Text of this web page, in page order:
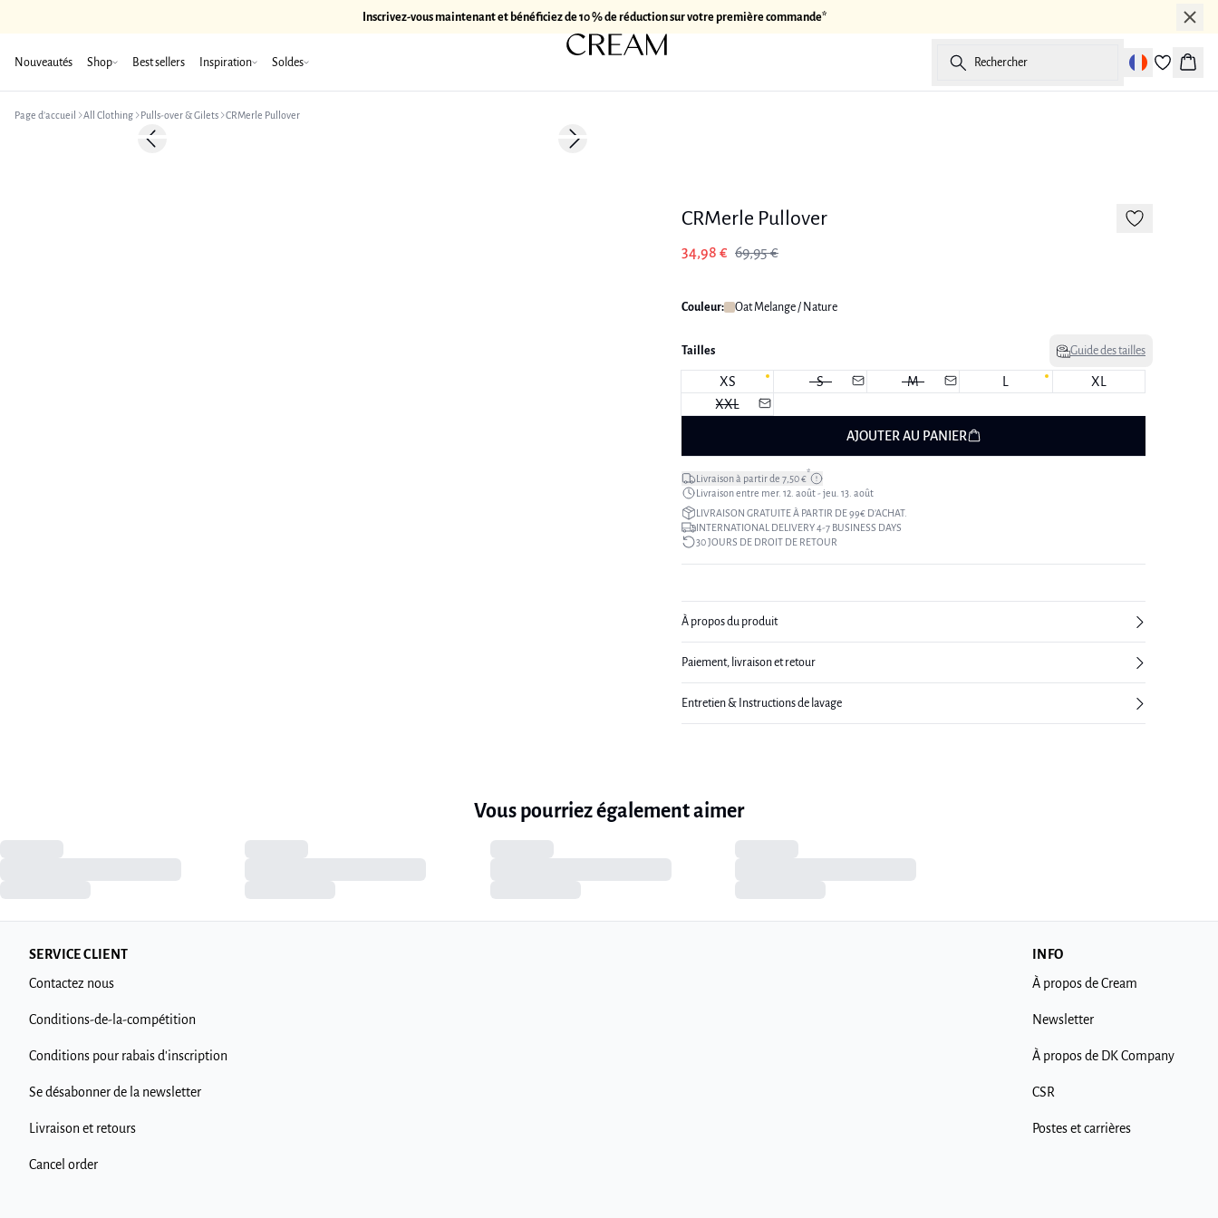
Inscrivez-vous maintenant et bénéficiez de 10 % de réduction sur votre première commande*
Nouveautés Shop Best sellers Inspiration Soldes Rechercher
Panier
Page d’accueil All Clothing Pulls-over & Gilets CRMerle Pullover
-50%Previous slide Next slide
CRMerle Pullover
34,98 € 69,95 €
Couleur: Oat Melange / Nature
Tailles Guide des tailles
XS S M
XL
XXL
AJOUTER AU PANIER
Livraison à partir de 7,50 €*
Livraison entre mer. 12. août - jeu. 13. août
LIVRAISON GRATUITE À PARTIR DE 99€ D’ACHAT.
INTERNATIONAL DELIVERY 4-7 BUSINESS DAYS
30 JOURS DE DROIT DE RETOUR
À propos du produit
Paiement, livraison et retour
Entretien & Instructions de lavage
Vous pourriez également aimer
SERVICE CLIENT
Contactez nous
Conditions-de-la-compétition
Conditions pour rabais d'inscription
Se désabonner de la newsletter
Livraison et retours
Cancel order
INFO
À propos de Cream
Newsletter
À propos de DK Company
CSR
Postes et carrières